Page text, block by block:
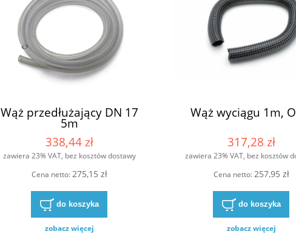
Wąż przedłużający DN 17
5m
338,44 zł
zawiera 23% VAT, bez kosztów dostawy
Cena netto:275,15 zł
do koszyka
zobacz więcej
Wąż wyciągu 1m,
317,28 zł
zawiera 23% VAT, bez kosztów
Cena netto:257,95 zł
do koszyka
zobacz więcej